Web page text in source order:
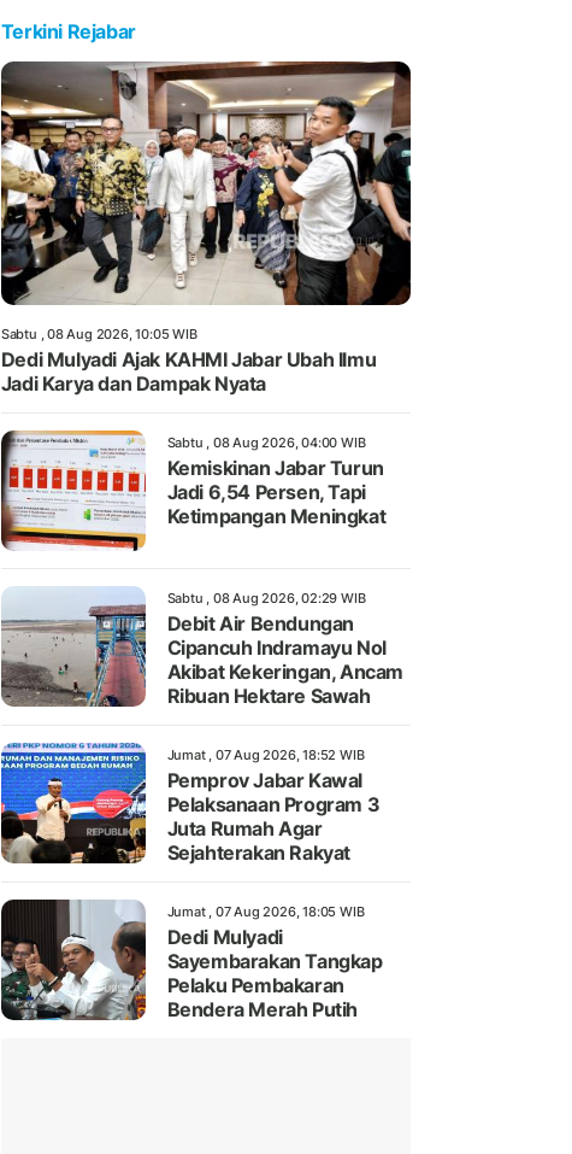
Terkini Rejabar
Sabtu , 08 Aug 2026, 10:05 WIB
Dedi Mulyadi Ajak KAHMI Jabar Ubah Ilmu
Jadi Karya dan Dampak Nyata
Sabtu , 08 Aug 2026, 04:00 WIB
Kemiskinan Jabar Turun
Jadi 6,54 Persen, Tapi
Ketimpangan Meningkat
Sabtu , 08 Aug 2026, 02:29 WIB
Debit Air Bendungan
Cipancuh Indramayu Nol
Akibat Kekeringan, Ancam
Ribuan Hektare Sawah
Jumat , 07 Aug 2026, 18:52 WIB
Pemprov Jabar Kawal
Pelaksanaan Program 3
Juta Rumah Agar
Sejahterakan Rakyat
Jumat , 07 Aug 2026, 18:05 WIB
Dedi Mulyadi
Sayembarakan Tangkap
Pelaku Pembakaran
Bendera Merah Putih